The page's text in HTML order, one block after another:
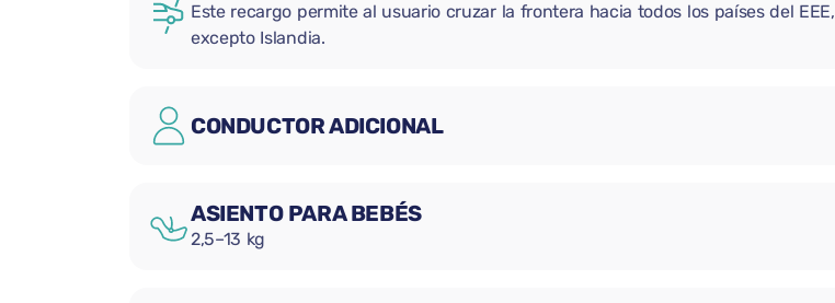
Este recargo permite al usuario cruzar la frontera hacia todos los países del EEE,
excepto Islandia.
CONDUCTOR ADICIONAL
ASIENTO PARA BEBÉS
2,5–13 kg